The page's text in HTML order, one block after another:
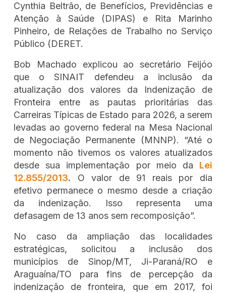
Cynthia Beltrão, de Benefícios, Previdências e
Atenção à Saúde (DIPAS) e Rita Marinho
Pinheiro, de Relações de Trabalho no Serviço
Público (DERET.
Bob Machado explicou ao secretário Feijóo
que o SINAIT defendeu a inclusão da
atualização dos valores da Indenização de
Fronteira entre as pautas prioritárias das
Carreiras Típicas de Estado para 2026, a serem
levadas ao governo federal na Mesa Nacional
de Negociação Permanente (MNNP). “Até o
momento não tivemos os valores atualizados
desde sua implementação por meio da Lei
12.855/2013. O valor de 91 reais por dia
efetivo permanece o mesmo desde a criação
da indenização. Isso representa uma
defasagem de 13 anos sem recomposição”.
No caso da ampliação das localidades
estratégicas, solicitou a inclusão dos
municípios de Sinop/MT, Ji-Paraná/RO e
Araguaína/TO para fins de percepção da
indenização de fronteira, que em 2017, foi